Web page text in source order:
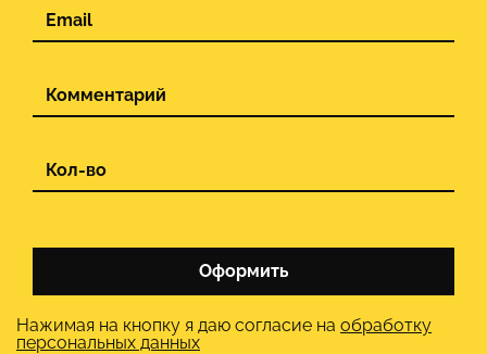
Оформить
Нажимая на кнопку я даю согласие на обработку
персональных данных